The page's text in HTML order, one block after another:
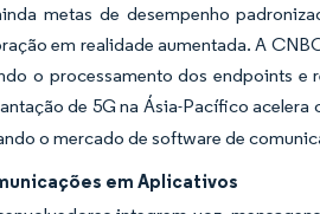
metas de desempenho
em realidade aumentada. A
o processamento dos endpoints
de 5G na Ásia-Pacífico
o mercado de software de
em Aplicativos